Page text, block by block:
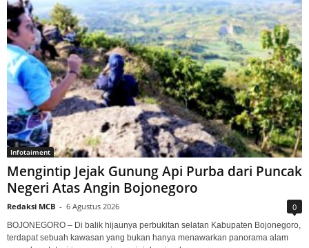
Infotaiment
Mengintip Jejak Gunung Api Purba dari Puncak
Negeri Atas Angin Bojonegoro
Redaksi MCB - 6 Agustus 2026 0
BOJONEGORO – Di balik hijaunya perbukitan selatan Kabupaten Bojonegoro,
terdapat sebuah kawasan yang bukan hanya menawarkan panorama alam